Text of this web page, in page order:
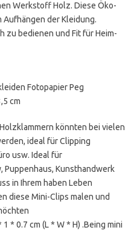
Werkstoff Holz. Diese Öko-
Aufhängen der Kleidung.
zu bedienen und Fit für Heim-
Fotopapier Peg
cm
könnten bei vielen
ideal für Clipping
usw. Ideal für
Puppenhaus, Kunsthandwerk
in Ihrem haben Leben
diese Mini-Clips malen und
* 0.7 cm (L * W * H) .Being mini